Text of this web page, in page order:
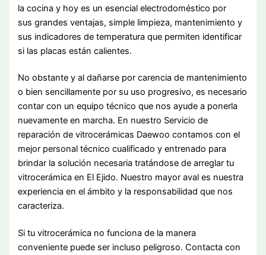
la cocina y hoy es un esencial electrodoméstico por
sus grandes ventajas, simple limpieza, mantenimiento y
sus indicadores de temperatura que permiten identificar
si las placas están calientes.
No obstante y al dañarse por carencia de mantenimiento
o bien sencillamente por su uso progresivo, es necesario
contar con un equipo técnico que nos ayude a ponerla
nuevamente en marcha. En nuestro Servicio de
reparación de vitrocerámicas Daewoo contamos con el
mejor personal técnico cualificado y entrenado para
brindar la solución necesaria tratándose de arreglar tu
vitrocerámica en El Ejido. Nuestro mayor aval es nuestra
experiencia en el ámbito y la responsabilidad que nos
caracteriza.
Si tu vitrocerámica no funciona de la manera
conveniente puede ser incluso peligroso. Contacta con